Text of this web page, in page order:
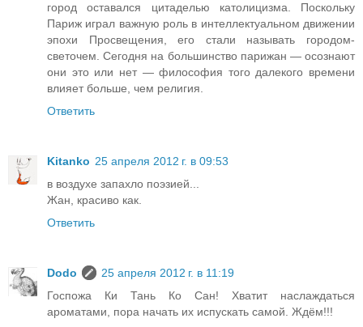
город оставался цитаделью католицизма. Поскольку
Париж играл важную роль в интеллектуальном движении
эпохи Просвещения, его стали называть городом-
светочем. Сегодня на большинство парижан — осознают
они это или нет — философия того далекого времени
влияет больше, чем религия.
Ответить
Kitanko 25 апреля 2012 г. в 09:53
в воздухе запахло поэзией...
Жан, красиво как.
Ответить
Dodo
25 апреля 2012 г. в 11:19
Госпожа Ки Тань Ко Сан! Хватит наслаждаться
ароматами, пора начать их испускать самой. Ждём!!!